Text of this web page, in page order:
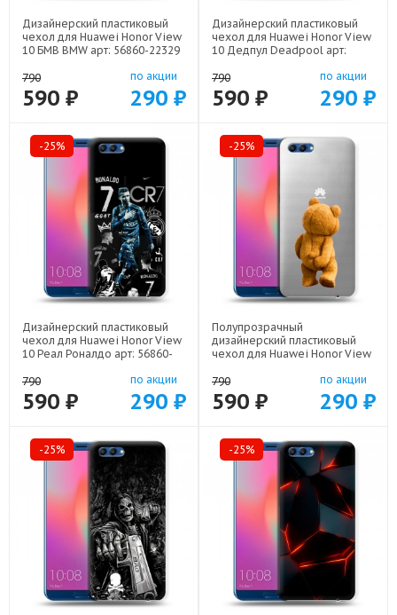
Дизайнерский пластиковый
чехол для Huawei Honor View
10 БМВ BMW арт: 56860-22329
790
590 ₽
по акции
290 ₽
Дизайнерский пластиковый
чехол для Huawei Honor View
10 Дедпул Deadpool арт:
790
590 ₽
по акции
290 ₽
-25%
Дизайнерский пластиковый
чехол для Huawei Honor View
10 Реал Роналдо арт: 56860-
790
590 ₽
по акции
290 ₽
-25%
Полупрозрачный
дизайнерский пластиковый
чехол для Huawei Honor View
790
590 ₽
по акции
290 ₽
-25% -25%